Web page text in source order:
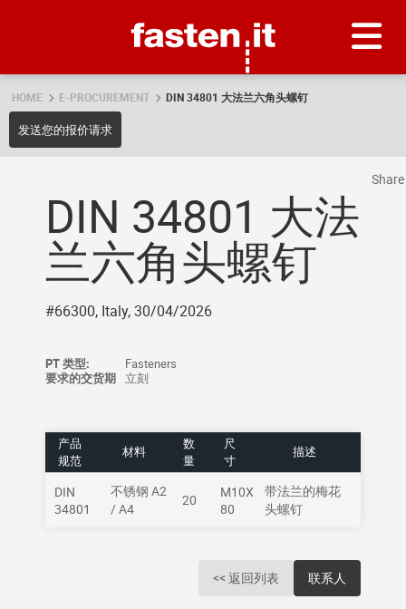
HOME E-PROCUREMENT DIN 34801 大法兰六角头螺钉
发送您的报价请求
DIN 34801 大法
兰六角头螺钉
#66300, Italy, 30/04/2026
PT 类型:
Fasteners
要求的交货期
立刻
产品
规范
材料
数
量
尺
寸
描述
DIN
34801
不锈钢 A2
/ A4
20
M10X
80
带法兰的梅花
头螺钉
<< 返回列表 联系人
Share